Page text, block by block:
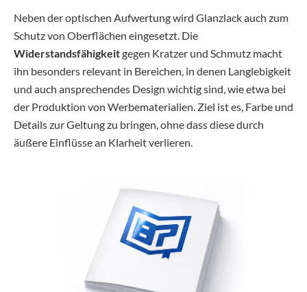
Neben der optischen Aufwertung wird Glanzlack auch zum
Schutz von Oberflächen eingesetzt. Die
Widerstandsfähigkeitgegen Kratzer und Schmutz macht
ihn besonders relevant in Bereichen, in denen Langlebigkeit
und auch ansprechendes Design wichtig sind, wie etwa bei
der Produktion von Werbematerialien. Ziel ist es, Farbe und
Details zur Geltung zu bringen, ohne dass diese durch
äußere Einflüsse an Klarheit verlieren.